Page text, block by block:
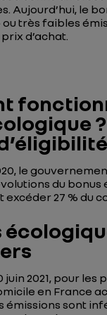
Aujourd’hui, le
très faibles
d’achat.
?
le
du bonus
27 % du
juin 2021, pour les
en France
émissions sont